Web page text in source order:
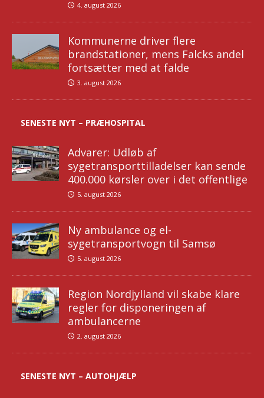
4. august 2026
Kommunerne driver flere
brandstationer, mens Falcks andel
fortsætter med at falde
3. august 2026
SENESTE NYT – PRÆHOSPITAL
Advarer: Udløb af
sygetransporttilladelser kan sende
400.000 kørsler over i det offentlige
5. august 2026
Ny ambulance og el-
sygetransportvogn til Samsø
5. august 2026
Region Nordjylland vil skabe klare
regler for disponeringen af
ambulancerne
2. august 2026
SENESTE NYT – AUTOHJÆLP